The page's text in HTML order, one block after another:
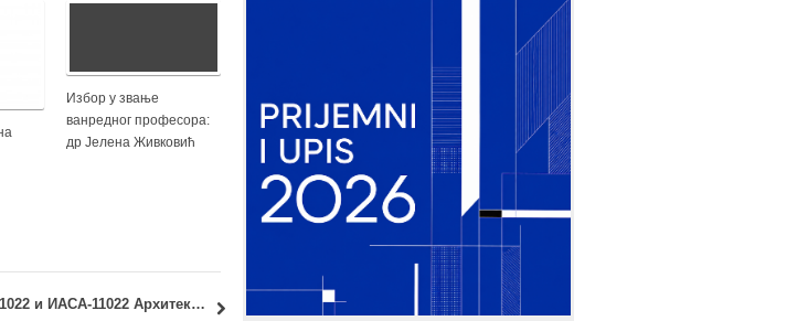
Избор у звање
ванредног професора:
др Јелена Живковић
ОАСА-11022 и ИАСА-11022 Архитектура данас: консултације за испит у фебруарском испитном року